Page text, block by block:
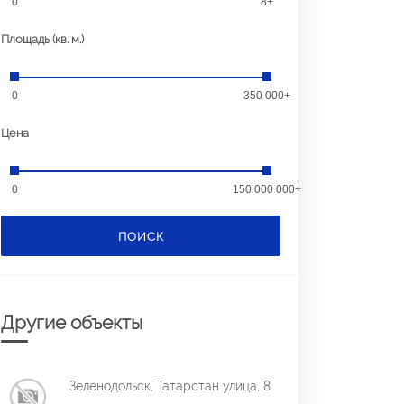
Площадь (кв. м.)
0 350 000+
Цена
0 150 000 000+
ПОИСК
Другие объекты
Зеленодольск, Татарстан улица, 8